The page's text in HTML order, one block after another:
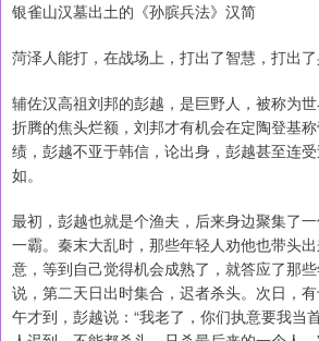
银雀山汉墓出土的《孙膑兵法》汉简
菏泽人能打，在战场上，打出了智慧，打出了
辅佐汉高祖刘邦的彭越，是巨野人，被称为
折腾的焦头烂额，刘邦才有机会在定陶登基
绩，彭越不亚于韩信，论出身，彭越甚至连
如。
最初，彭越也就是个渔夫，后来身边聚集了
一霸。秦末大乱时，那些年轻人劝他也带头
意，等到自己觉得机会成熟了，就答应了那
说，第二天日出时集合，迟者杀头。次日，
午才到，彭越说：“我老了，你们执意要我当